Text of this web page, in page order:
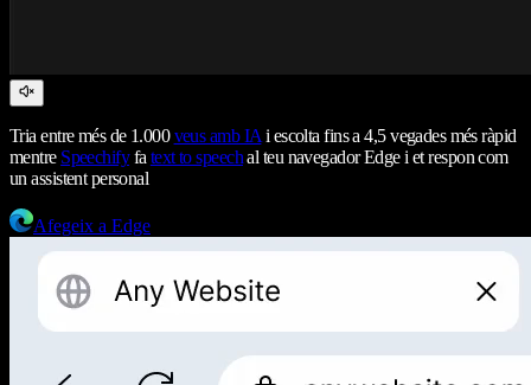
Tria entre més de 1.000veus amb IA i escolta fins a 4,5 vegades més ràpid
mentre Speechifyfa text to speechal teu navegador Edge i et respon com
un assistent personal
Afegeix a Edge